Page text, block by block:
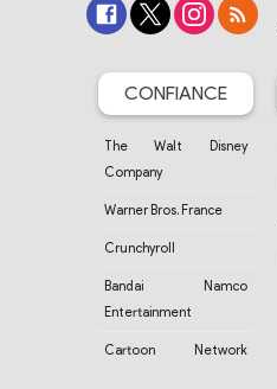
CONFIANCE
The Walt Disney
Company
Warner Bros. France
Crunchyroll
Bandai Namco
Entertainment
Cartoon Network